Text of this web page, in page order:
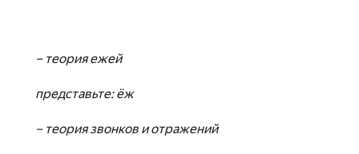
– теория ежей
представьте: ёж
– теория звонков и отражений